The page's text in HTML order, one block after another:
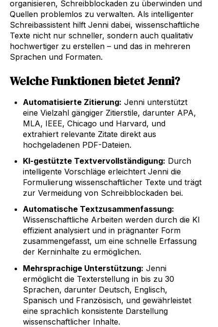
organisieren, Schreibblockaden zu überwinden und
Quellen problemlos zu verwalten. Als intelligenter
Schreibassistent hilft Jenni dabei, wissenschaftliche
Texte nicht nur schneller, sondern auch qualitativ
hochwertiger zu erstellen – und das in mehreren
Sprachen und Formaten.
Welche Funktionen bietet Jenni?
Automatisierte Zitierung: Jenni unterstützt
eine Vielzahl gängiger Zitierstile, darunter APA,
MLA, IEEE, Chicago und Harvard, und
extrahiert relevante Zitate direkt aus
hochgeladenen PDF-Dateien.
KI-gestützte Textvervollständigung: Durch
intelligente Vorschläge erleichtert Jenni die
Formulierung wissenschaftlicher Texte und trägt
zur Vermeidung von Schreibblockaden bei.
Automatische Textzusammenfassung:
Wissenschaftliche Arbeiten werden durch die KI
effizient analysiert und in prägnanter Form
zusammengefasst, um eine schnelle Erfassung
der Kerninhalte zu ermöglichen.
Mehrsprachige Unterstützung: Jenni
ermöglicht die Texterstellung in bis zu 30
Sprachen, darunter Deutsch, Englisch,
Spanisch und Französisch, und gewährleistet
eine sprachlich konsistente Darstellung
wissenschaftlicher Inhalte.